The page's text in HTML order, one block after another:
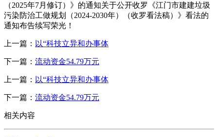
（2025年7月修订）》的通知关于公开收罗《江门市建建垃圾
污染防治工做规划（2024-2030年）（收罗看法稿）》看法的
通知布告续写荣光！
上一篇： 以“科技立异和办事体
下一篇： 流动资金54.79万元
上一篇： 以“科技立异和办事体
下一篇： 流动资金54.79万元
相关内容